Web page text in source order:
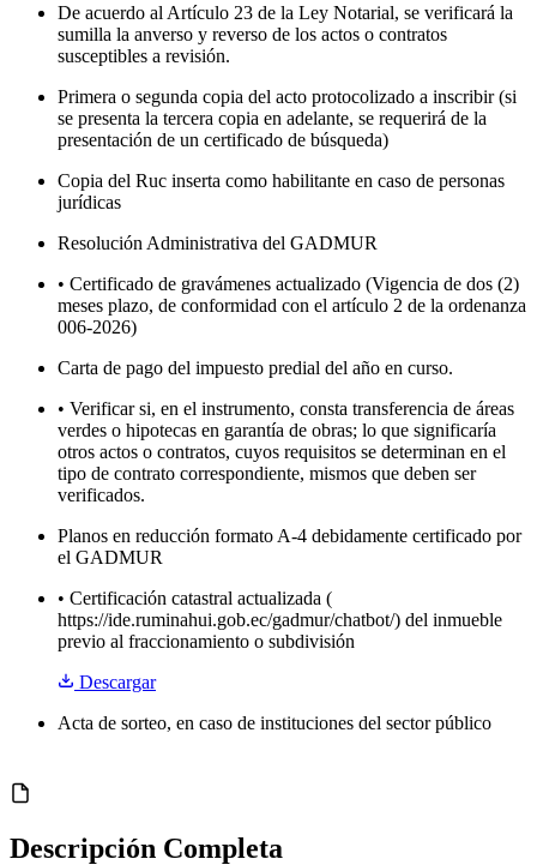
De acuerdo al Artículo 23 de la Ley Notarial, se verificará la
sumilla la anverso y reverso de los actos o contratos
susceptibles a revisión.
Primera o segunda copia del acto protocolizado a inscribir (si
se presenta la tercera copia en adelante, se requerirá de la
presentación de un certificado de búsqueda)
Copia del Ruc inserta como habilitante en caso de personas
jurídicas
Resolución Administrativa del GADMUR
• Certificado de gravámenes actualizado (Vigencia de dos (2)
meses plazo, de conformidad con el artículo 2 de la ordenanza
006-2026)
Carta de pago del impuesto predial del año en curso.
• Verificar si, en el instrumento, consta transferencia de áreas
verdes o hipotecas en garantía de obras; lo que significaría
otros actos o contratos, cuyos requisitos se determinan en el
tipo de contrato correspondiente, mismos que deben ser
verificados.
Planos en reducción formato A-4 debidamente certificado por
el GADMUR
• Certificación catastral actualizada (
https://ide.ruminahui.gob.ec/gadmur/chatbot/) del inmueble
previo al fraccionamiento o subdivisión
Descargar
Acta de sorteo, en caso de instituciones del sector público
Descripción Completa